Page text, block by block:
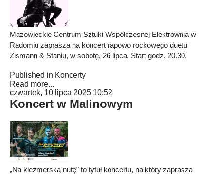
Mazowieckie Centrum Sztuki Współczesnej Elektrownia w
Radomiu zaprasza na koncert rapowo rockowego duetu
Zismann & Staniu, w sobotę, 26 lipca. Start godz. 20.30.
Published in Koncerty
Read more...
czwartek, 10 lipca 2025 10:52
Koncert w Malinowym
„Na klezmerską nutę” to tytuł koncertu, na który zaprasza